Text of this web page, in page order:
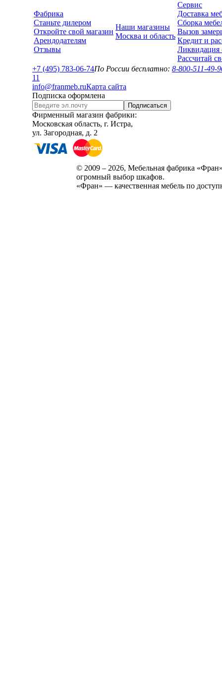
Фабрика
Станьте дилером
Откройте свой магазин
Арендодателям
Отзывы
Наши магазины
Москва и область
Сервис
Доставка
Сборка
Вызов
Кредит и
Ликвидация
Рассчитай
+7 (495) 783-06-74По России бесплатно: 8-800-511-49-
11
info@franmeb.ruКарта сайта
Подписка оформлена
Подписаться
Фирменный магазин фабрики:
Московская область, г. Истра,
ул. Загородная, д. 2
© 2009 – 2026, Мебельная фабрика
огромный выбор шкафов.
«Фран» — качественная мебель по